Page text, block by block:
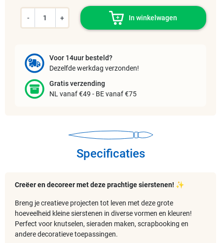
- + In winkelwagen
Voor 14uur besteld?
Dezelfde werkdag verzonden!
Gratis verzending
NL vanaf €49 - BE vanaf €75
Specificaties
Creëer en decoreer met deze prachtige sierstenen! ✨
Breng je creatieve projecten tot leven met deze grote
hoeveelheid kleine sierstenen in diverse vormen en kleuren!
Perfect voor knutselen, sieraden maken, scrapbooking en
andere decoratieve toepassingen.